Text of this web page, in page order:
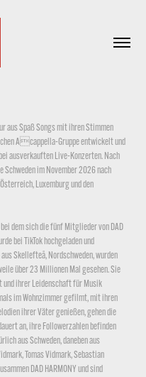
aus Spaß Songs mit ihren Stimmen
Acappella-Gruppe entwickelt und
ausverkauften Live-Konzerten. Nach
im November 2026 nach
Luxemburg und den
dem sich die fünf Mitglieder von DAD
bei TikTok hochgeladen und
Skellefteå, Nordschweden, wurden
über 23 Millionen Mal gesehen. Sie
und ihrer Leidenschaft für Musik
im Wohnzimmer gefilmt, mit ihren
ihrer Väter genießen, gehen die
an, ihre Followerzahlen befinden
aus Schweden, daneben aus
Tomas Vidmark, Sebastian
DAD HARMONY und sind